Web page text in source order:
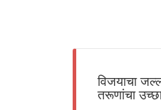
विजयाचा
तरूणांचा